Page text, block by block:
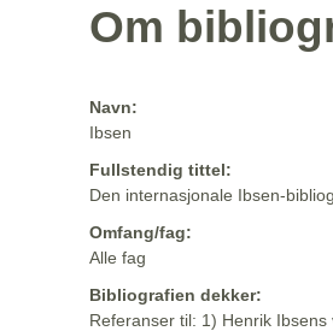
Om
Navn:
Ibsen
Fullstendig tittel:
Den internasjonale Ibsen-
Omfang/fag:
Alle fag
Bibliografien dekker:
Referanser til: 1) Henrik Ibsens